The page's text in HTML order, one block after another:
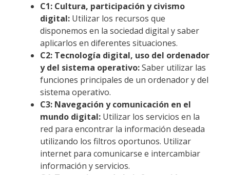
C1: Cultura, participación y civismo
digital: Utilizar los recursos que
disponemos en la sociedad digital y saber
aplicarlos en diferentes situaciones.
C2: Tecnología digital, uso del ordenador
y del sistema operativo:Saber utilizar las
funciones principales de un ordenador y del
sistema operativo.
C3: Navegación y comunicación en el
mundo digital: Utilizar los servicios en la
red para encontrar la información deseada
utilizando los filtros oportunos. Utilizar
internet para comunicarse e intercambiar
información y servicios.